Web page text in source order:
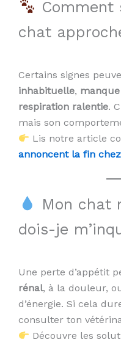
Comment
chat
Certains signes
inhabituelle, manque
respiration ralentie.
mais son
Lis notre article
annoncent la fin
Mon chat
dois-je
Une perte d’appétit
rénal, à la douleur,
d’énergie. Si cela
consulter ton
Découvre les